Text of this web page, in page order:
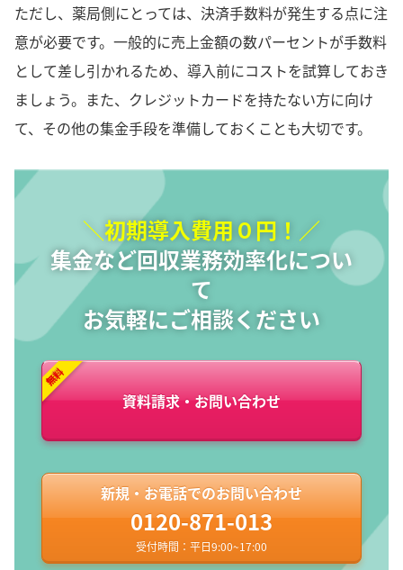
ただし、薬局側にとっては、決済手数料が発生する点に注
意が必要です。一般的に売上金額の数パーセントが手数料
として差し引かれるため、導入前にコストを試算しておき
ましょう。また、クレジットカードを持たない方に向け
て、その他の集金手段を準備しておくことも大切です。
＼初期導入費用０円！／
集金など回収業務効率化につい
て
お気軽にご相談ください
資料請求・お問い合わせ
新規・お電話でのお問い合わせ
0120-871-013
受付時間：平日9:00~17:00